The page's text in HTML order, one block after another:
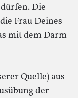
Die
Frau Deines
mit dem Darm
Quelle) aus
der